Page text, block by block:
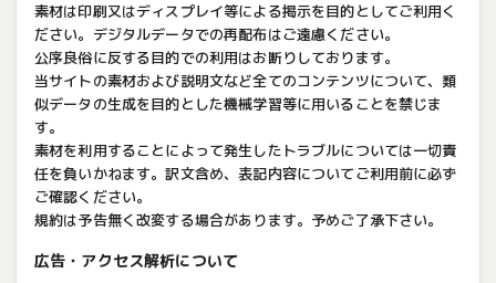
素材は印刷又はディスプレイ等による掲示を目的としてご利用く
ださい。デジタルデータでの再配布はご遠慮ください。
公序良俗に反する目的での利用はお断りしております。
当サイトの素材および説明文など全てのコンテンツについて、類
似データの生成を目的とした機械学習等に用いることを禁じま
す。
素材を利用することによって発生したトラブルについては一切責
任を負いかねます。訳文含め、表記内容についてご利用前に必ず
ご確認ください。
規約は予告無く改変する場合があります。予めご了承下さい。
広告・アクセス解析について